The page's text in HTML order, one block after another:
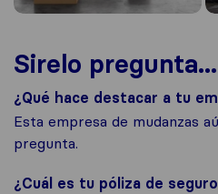
Sirelo pregunta...
¿Qué hace destacar a tu
Esta empresa de mudanzas
pregunta.
¿Cuál es tu póliza de